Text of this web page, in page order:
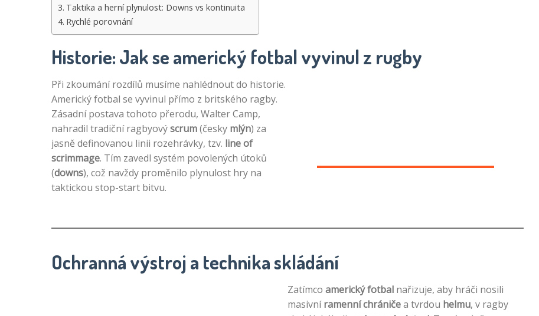
Taktika a herní plynulost: Downs vs kontinuita
Rychlé porovnání
Historie: Jak se americký fotbal vyvinul z rugby
Při zkoumání rozdílů musíme nahlédnout do historie.
Americký fotbal se vyvinul přímo z britského ragby.
Zásadní postava tohoto přerodu, Walter Camp,
nahradil tradiční ragbyovýscrum(česky mlýn) za
jasně definovanou linii rozehrávky, tzv. line of
scrimmage. Tím zavedl systém povolených útoků
(downs), což navždy proměnilo plynulost hry na
taktickou stop-start bitvu.
Ochranná výstroj a technika skládání
Zatímco americký fotbal nařizuje, aby hráči nosili
masivníramenní chráničea tvrdou helmu, v ragby